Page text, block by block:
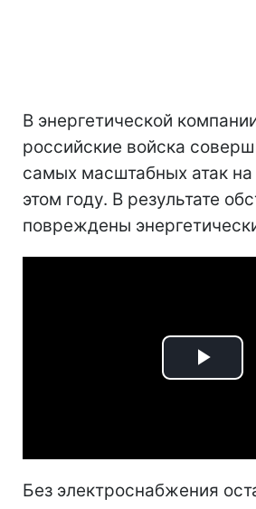
В энергетической
российские войска
самых масштабных атак
этом году. В результате
повреждены
Play
Без электроснабжения